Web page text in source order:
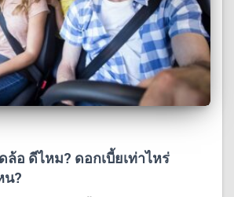
ล้อ ดีไหม? ดอกเบี้ยเท่าไหร่
น?